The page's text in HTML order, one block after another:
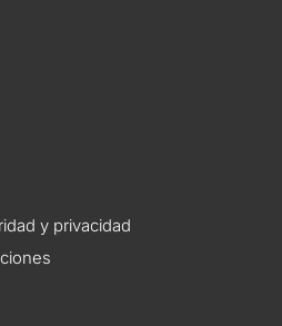
y privacidad